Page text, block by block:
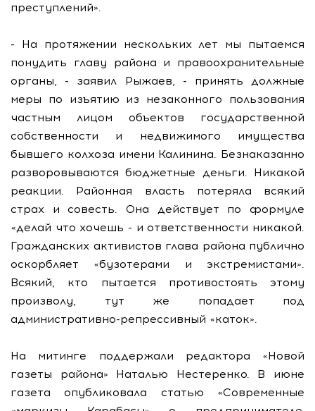
преступлений».
- На протяжении нескольких лет мы пытаемся
понудить главу района и правоохранительные
органы, - заявил Рыжаев, - принять должные
меры по изъятию из незаконного пользования
частным лицом объектов государственной
собственности и недвижимого имущества
бывшего колхоза имени Калинина. Безнаказанно
разворовываются бюджетные деньги. Никакой
реакции. Районная власть потеряла всякий
страх и совесть. Она действует по формуле
«делай что хочешь - и ответственности никакой.
Гражданских активистов глава района публично
оскорбляет «бузотерами и экстремистами».
Всякий, кто пытается противостоять этому
произволу, тут же попадает под
административно-репрессивный «каток».
На митинге поддержали редактора «Новой
газеты района» Наталью Нестеренко. В июне
газета опубликовала статью «Современные